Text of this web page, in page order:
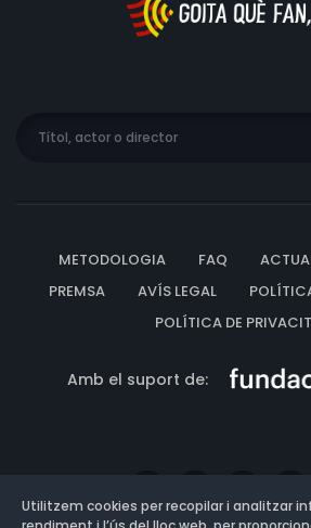
METODOLOGIA FAQ
PREMSA
AVÍS LEGAL
POLÍTICA DE
Amb el suport de:
Utilitzem cookies per recopilar i analitzar